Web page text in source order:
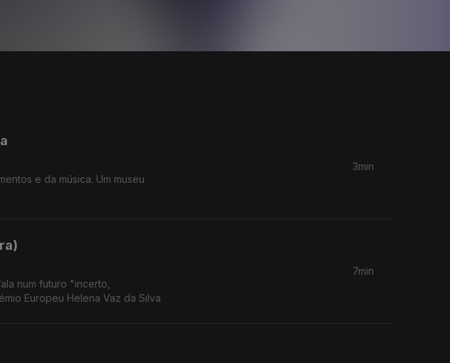
e da música. Um museu
3min
num futuro "incerto,
Europeu Helena Vaz da Silva
7min